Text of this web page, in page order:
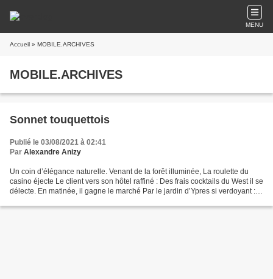
MENU
Accueil » MOBILE.ARCHIVES
MOBILE.ARCHIVES
Sonnet touquettois
Publié le 03/08/2021 à 02:41
Par Alexandre Anizy
Un coin d’élégance naturelle. Venant de la forêt illuminée, La roulette du
casino éjecte Le client vers son hôtel raffiné : Des frais cocktails du West il se
délecte. En matinée, il gagne le marché Par le jardin d’Ypres si verdoyant :